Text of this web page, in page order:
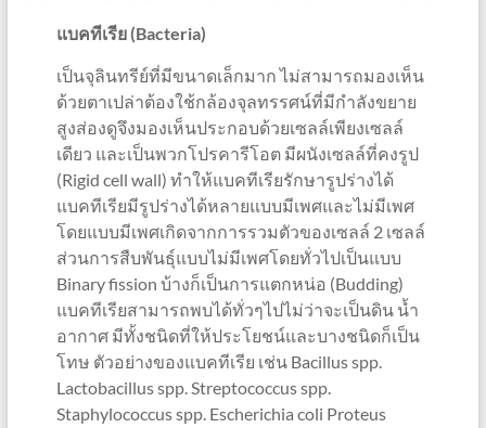
แบคทีเรีย (Bacteria)
เป็นจุลินทรีย์ที่มีขนาดเล็กมาก ไม่สามารถมองเห็น
ด้วยตาเปล่าต้องใช้กล้องจุลทรรศน์ที่มีกำลังขยาย
สูงส่องดูจึงมองเห็นประกอบด้วยเซลล์เพียงเซลล์
เดียว และเป็นพวกโปรคารีโอต มีผนังเซลล์ที่คงรูป
(Rigid cell wall) ทำให้แบคทีเรียรักษารูปร่างได้
แบคทีเรียมีรูปร่างได้หลายแบบมีเพศและไม่มีเพศ
โดยแบบมีเพศเกิดจากการรวมตัวของเซลล์ 2 เซลล์
ส่วนการสืบพันธุ์แบบไม่มีเพศโดยทั่วไปเป็นแบบ
Binary fission บ้างก็เป็นการแตกหน่อ (Budding)
แบคทีเรียสามารถพบได้ทั่วๆไปไม่ว่าจะเป็นดิน น้ำ
อากาศ มีทั้งชนิดที่ให้ประโยชน์และบางชนิดก็เป็น
โทษ ตัวอย่างของแบคทีเรีย เช่น Bacillus spp.
Lactobacillus spp. Streptococcus spp.
Staphylococcus spp. Escherichia coli Proteus